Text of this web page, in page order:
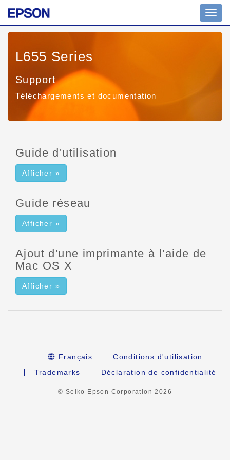
ou
L655 Series
Support
Téléchargements et documentation
Guide d'utilisation
Afficher »
Guide réseau
Afficher »
Ajout d'une imprimante à l'aide de
Mac OS X
Afficher »
Français
Conditions d'utilisation
Trademarks
Déclaration de confidentialité
© Seiko Epson Corporation2026